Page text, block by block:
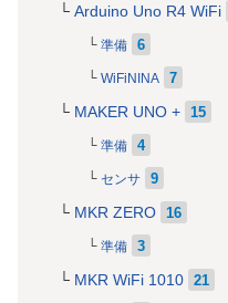
Arduino Uno R4 WiFi
準備 6
WiFiNINA 7
MAKER UNO + 15
準備 4
センサ 9
MKR ZERO 16
準備 3
MKR WiFi 1010 21